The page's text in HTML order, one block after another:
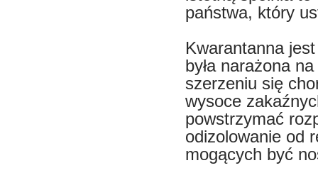
państwa, który
Kwarantanna
była narażona
szerzeniu się
wysoce
powstrzymać
odizolowanie od
mogących być